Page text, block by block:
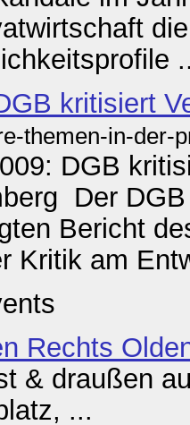
kritisiert
themen-in-der-
DGB
Der
Bericht
Kritik am
Rechts
& draußen
...